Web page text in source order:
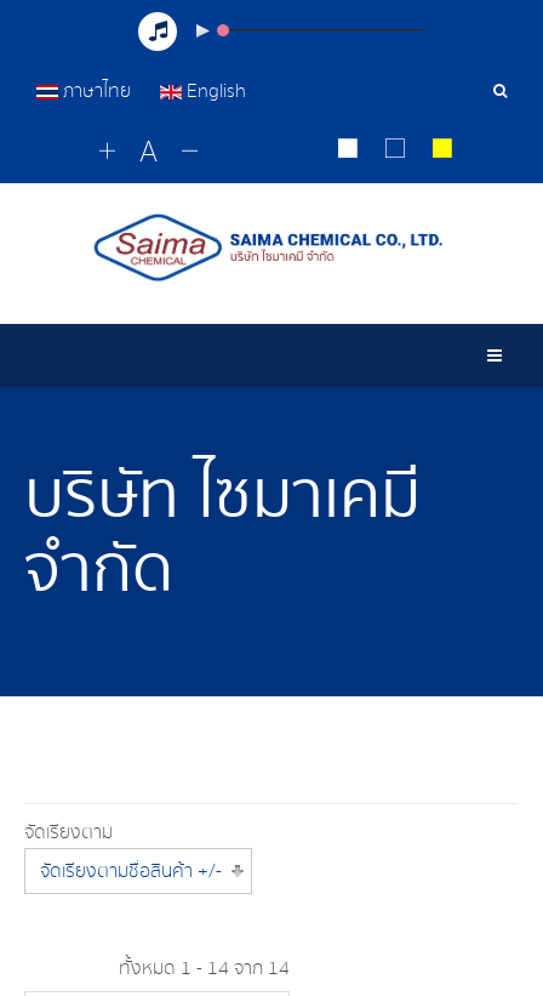
เครื่อ
ภาษาไทย English
บริษัท ไซมาเคมี
จำกัด
จัดเรียงตาม
จัดเรียงตามชื่อสินค้า +/-
ทั้งหมด 1 - 14 จาก 14